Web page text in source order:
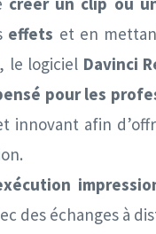
effets et en
le logiciel Davinci
pour les
innovant afin
des échanges à